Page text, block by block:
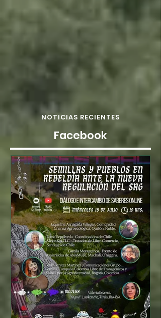
NOTICIAS RECIENTES
Facebook